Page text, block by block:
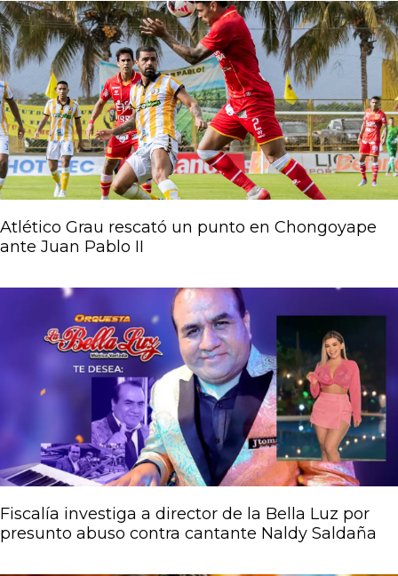
Atlético Grau rescató un punto en Chongoyape
ante Juan Pablo II
Fiscalía investiga a director de la Bella Luz por
presunto abuso contra cantante Naldy Saldaña